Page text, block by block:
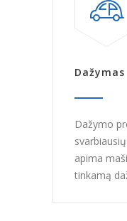
Dažymas
Dažymo
apima
tinkamą